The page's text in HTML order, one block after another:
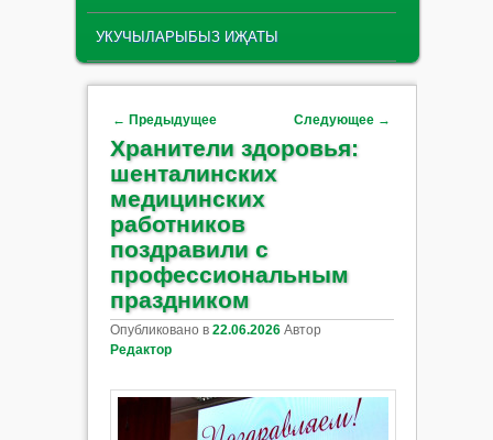
УКУЧЫЛАРЫБЫЗ ИҖАТЫ
Навигация по записям
← Предыдущее Следующее →
Хранители здоровья:
шенталинских
медицинских
работников
поздравили с
профессиональным
праздником
Опубликовано в 22.06.2026 Автор
Редактор